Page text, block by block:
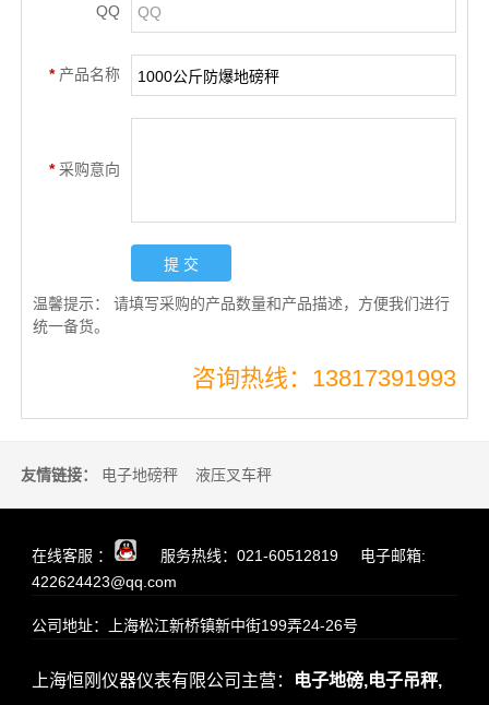
QQ
* 产品名称
*采购意向
温馨提示： 请填写采购的产品数量和产品描述，方便我们进行
统一备货。
咨询热线：13817391993
友情链接： 电子地磅秤 液压叉车秤
在线客服 ：
服务热线：021-60512819 电子邮箱:
422624423@qq.com
公司地址：上海松江新桥镇新中街199弄24-26号
上海恒刚仪器仪表有限公司主营： 电子地磅,电子吊秤,